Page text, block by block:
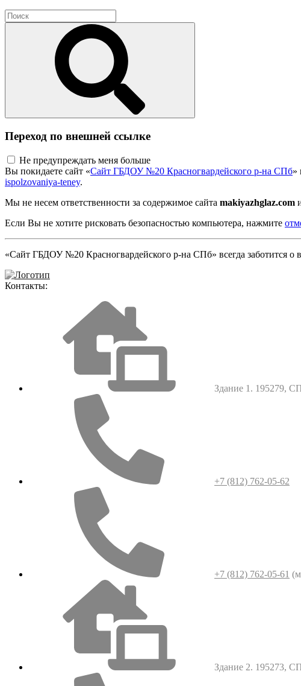
Переход по внешней ссылке
Не предупреждать меня больше
Вы покидаете сайт «Сайт ГБДОУ №20 Красногвардейского р-на СПб»
ispolzovaniya-teney.
Мы не несем ответственности за содержимое сайта makiyazhglaz.com
Если Вы не хотите рисковать безопасностью компьютера, нажмите
«Сайт ГБДОУ №20 Красногвардейского р-на СПб» всегда заботится о
Контакты:
Здание 1. 195279,
+7 (812) 762-05-62
+7 (812) 762-05-61
Здание 2. 195273,